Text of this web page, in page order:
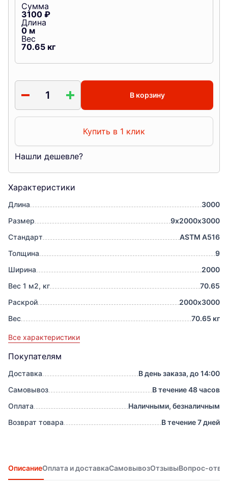
Характеристики
Длина
3000
Размер
9х2000х3000
Стандарт
ASTM A516
Толщина
9
Ширина
2000
Вес 1 м2, кг
70.65
Раскрой
2000х3000
Вес
70.65 кг
Все характеристики
Покупателям
Доставка
В день заказа, до 14:00
Самовывоз
В течение 48 часов
Оплата
Наличными, безналичным
Возврат товара
В течение 7 дней
Сумма
3100 ₽
Длина
0м
Вес
70.65 кг
В корзину
Купить в 1 клик
Нашли дешевле?
ОписаниеОплата и доставкаСамовывозОтзывыВопрос-